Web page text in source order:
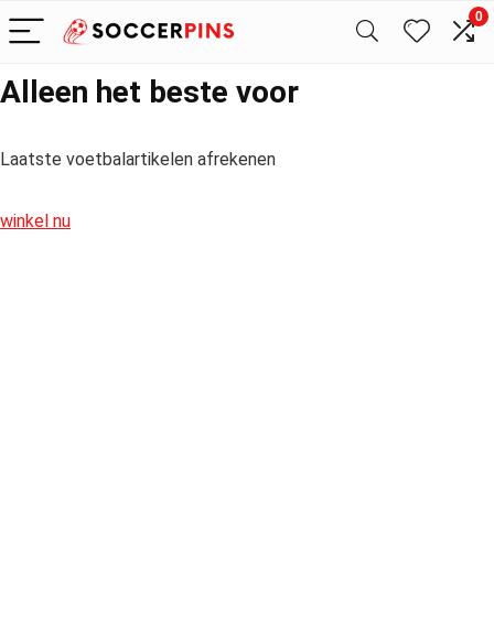
0
Alleen het beste voor
Laatste voetbalartikelen afrekenen
winkel nu